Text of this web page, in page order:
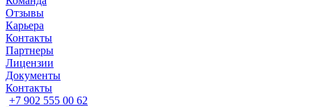
Отзывы
Карьера
Контакты
Партнеры
Лицензии
Документы
Контакты
+7 902 555 00 62